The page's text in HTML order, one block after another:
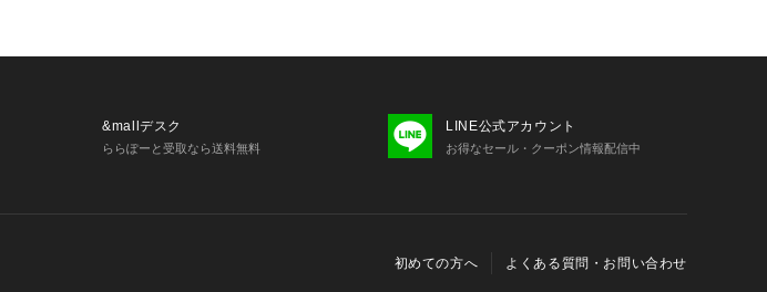
&mallデスク
ららぽーと受取なら送料無料
LINE公式アカウント
お得なセール・クーポン情報配信中
初めての方へ よくある質問・お問い合わせ